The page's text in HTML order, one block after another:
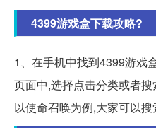
4399游戏盒下载攻略?
1、在手机中找到4399游戏
页面中,选择点击分类或者搜
以使命召唤为例,大家可以搜